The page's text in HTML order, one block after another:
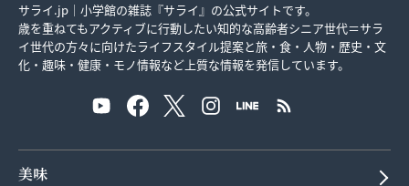
サライ.jp｜小学館の雑誌『サライ』の公式サイトです。
歳を重ねてもアクティブに行動したい知的な高齢者シニア世代＝サラ
イ世代の方々に向けたライフスタイル提案と旅・食・人物・歴史・文
化・趣味・健康・モノ情報など上質な情報を発信しています。
美味